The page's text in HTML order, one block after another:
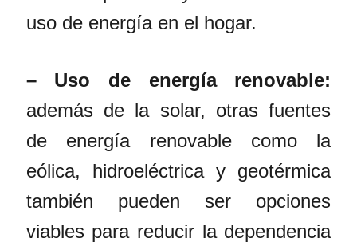
uso de energía en el hogar.
– Uso de energía renovable:
además de la solar, otras fuentes
de energía renovable como la
eólica, hidroeléctrica y geotérmica
también pueden ser opciones
viables para reducir la dependencia